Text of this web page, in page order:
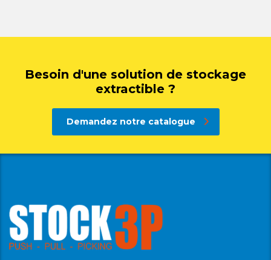
Besoin d'une solution de stockage
extractible ?
Demandez notre catalogue